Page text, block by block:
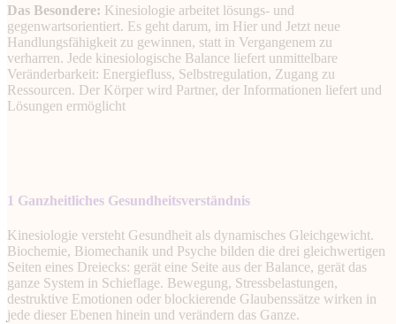
Das Besondere: Kinesiologie arbeitet lösungs- und
gegenwartsorientiert. Es geht darum, im Hier und Jetzt neue
Handlungsfähigkeit zu gewinnen, statt in Vergangenem zu
verharren. Jede kinesiologische Balance liefert unmittelbare
Veränderbarkeit: Energiefluss, Selbstregulation, Zugang zu
Ressourcen. Der Körper wird Partner, der Informationen liefert und
Lösungen ermöglicht
1 Ganzheitliches Gesundheitsverständnis
Kinesiologie versteht Gesundheit als dynamisches Gleichgewicht.
Biochemie, Biomechanik und Psyche bilden die drei gleichwertigen
Seiten eines Dreiecks: gerät eine Seite aus der Balance, gerät das
ganze System in Schieflage. Bewegung, Stressbelastungen,
destruktive Emotionen oder blockierende Glaubenssätze wirken in
jede dieser Ebenen hinein und verändern das Ganze.